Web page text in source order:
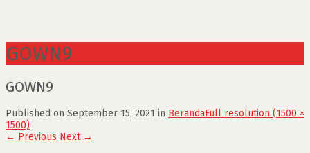
GOWN9
GOWN9
Published on September 15, 2021 in BerandaFull resolution (1500 ×
1500)
← Previous Next →